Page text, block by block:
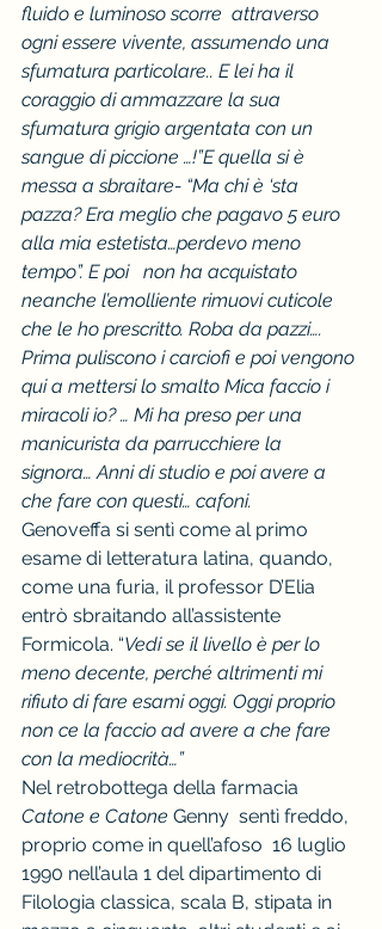
fluido e luminoso scorre  attraverso
ogni essere vivente, assumendo una
sfumatura particolare.. E lei ha il
coraggio di ammazzare la sua
sfumatura grigio argentata con un
sangue di piccione …!”E quella si è
messa a sbraitare- “Ma chi è ‘sta
pazza? Era meglio che pagavo 5 euro
alla mia estetista…perdevo meno
tempo”. E poi   non ha acquistato
neanche l’emolliente rimuovi cuticole
che le ho prescritto. Roba da pazzi….
Prima puliscono i carciofi e poi vengono
qui a mettersi lo smalto Mica faccio i
miracoli io? … Mi ha preso per una
manicurista da parrucchiere la
signora… Anni di studio e poi avere a
che fare con questi… cafoni.
Genoveffa si sentì come al primo
esame di letteratura latina, quando,
come una furia, il professor D’Elia
entrò sbraitando all’assistente
Formicola. “Vedi se il livello è per lo
meno decente, perché altrimenti mi
rifiuto di fare esami oggi. Oggi proprio
non ce la faccio ad avere a che fare
con la mediocrità…”
Nel retrobottega della farmacia
Catone e Catone Genny  sentì freddo,
proprio come in quell’afoso  16 luglio
1990 nell’aula 1 del dipartimento di
Filologia classica, scala B, stipata in